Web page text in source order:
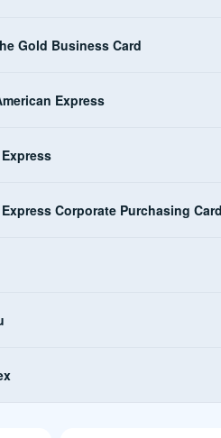
Gold Business Card
Express
Corporate Purchasing